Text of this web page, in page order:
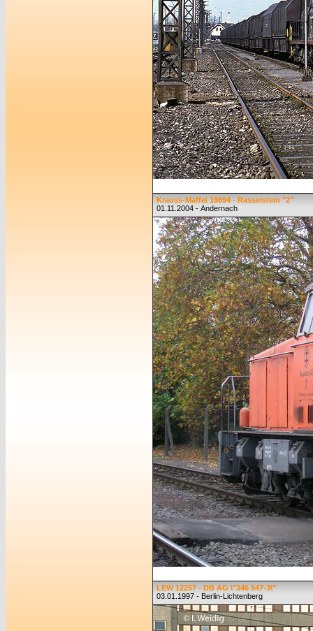
Krauss-Maffei 19694 - Rasselstein "2"
01.11.2004 - Andernach
LEW 12257 - DB AG \"346 547-3\"
03.01.1997 - Berlin-Lichtenberg